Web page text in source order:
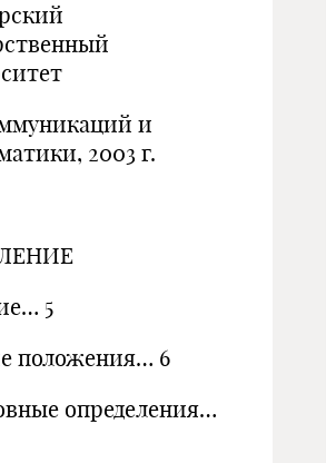
и
2003 г.
5
положения… 6
определения…